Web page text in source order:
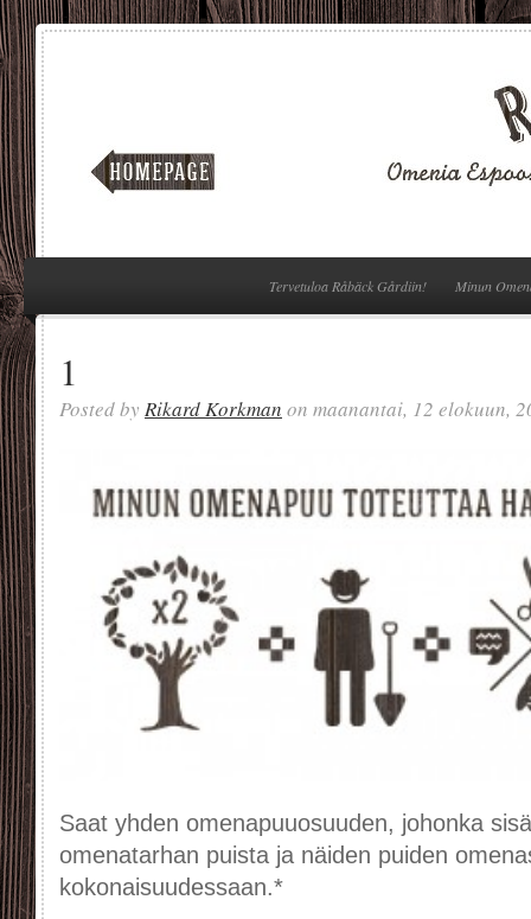
Tervetuloa Råbäck Gårdiin! Minun
1
Posted by Rikard Korkman on maanantai, 12 elokuun,
Saat yhden omenapuuosuuden, johonka
omenatarhan puista ja näiden puiden
kokonaisuudessaan.*